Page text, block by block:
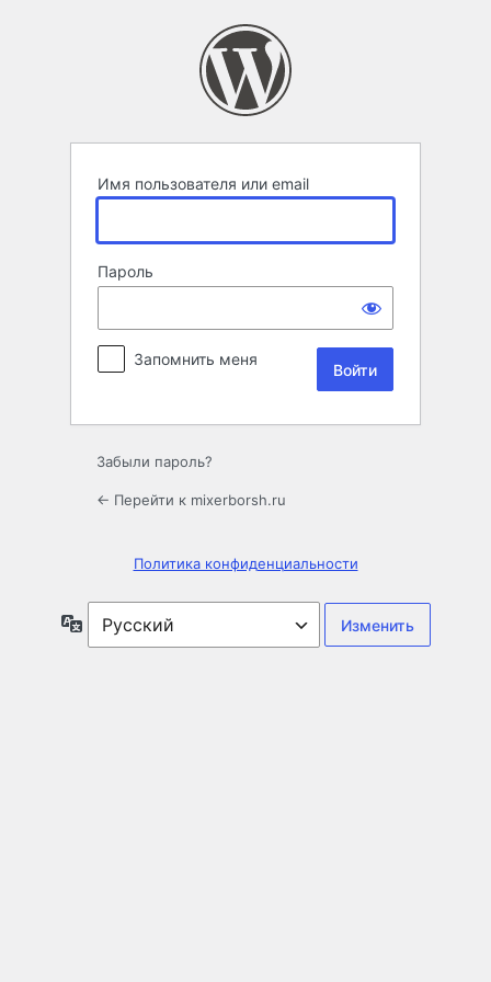
Имя пользователя или email
Пароль
Запомнить меня
Забыли пароль?
← Перейти к mixerborsh.ru
Политика конфиденциальности
Язык